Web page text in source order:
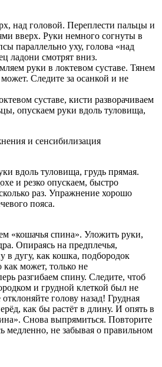
над головой. Переплести пальцы и
вверх. Руки немного согнуты в
параллельно уху, голова «над
ладони смотрят вниз.
руки в локтевом суставе. Тянем
Следите за осанкой и не
суставе, кисти разворачиваем
опускаем руки вдоль туловища,
и сенсибилизация
вдоль туловища, грудь прямая.
и резко опускаем, быстро
раз. Упражнение хорошо
пояса.
«кошачья спина». Уложить руки,
Опираясь на предплечья,
в дугу, как кошка, подбородок
может, только не
разгибаем спину. Следите, чтоб
и грудной клеткой был не
голову назад! Грудная
как бы растёт в длину. И опять в
Снова выпрямиться. Повторите
медленно, не забывая о правильном